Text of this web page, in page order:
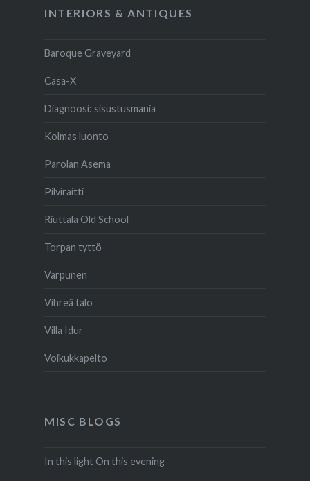
INTERIORS & ANTIQUES
Baroque Graveyard
Casa-X
Diagnoosi: sisustusmania
Kolmas luonto
Parolan Asema
Pilviraitti
Riuttala Old School
Torpan tyttö
Varpunen
Vihreä talo
Villa Idur
Voikukkapelto
MISC BLOGS
In this light On this evening